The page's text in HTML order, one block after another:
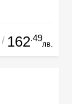
/ 162.49
лв.